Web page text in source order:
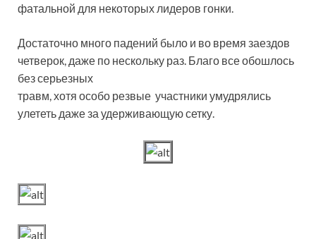
фатальной для некоторых лидеров гонки.
Достаточно много падений было и во время заездов
четверок, даже по нескольку раз. Благо все обошлось
без серьезных
травм, хотя особо резвые участники умудрялись
улететь даже за удерживающую сетку.